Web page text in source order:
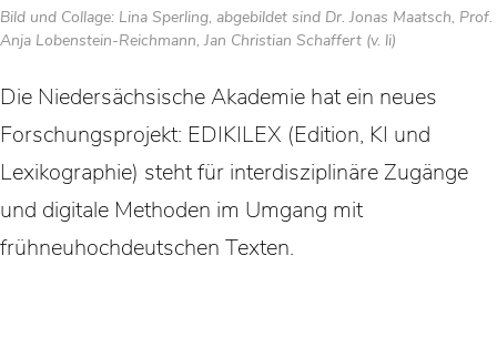
Bild und Collage: Lina Sperling, abgebildet sind Dr. Jonas Maatsch, Prof.
Anja Lobenstein-Reichmann, Jan Christian Schaffert (v. li)
Die Niedersächsische Akademie hat ein neues
Forschungsprojekt: EDIKILEX (Edition, KI und
Lexikographie) steht für interdisziplinäre Zugänge
und digitale Methoden im Umgang mit
frühneuhochdeutschen Texten.